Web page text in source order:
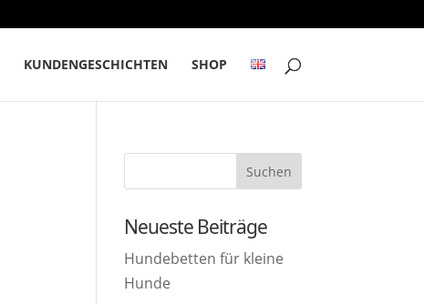
KUNDENGESCHICHTEN SHOP
Neueste Beiträge
Hundebetten für kleine
Hunde